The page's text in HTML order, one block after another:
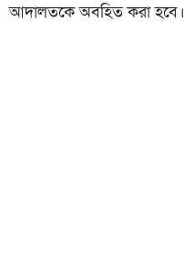
আদালতকে অবহিত করা হবে।